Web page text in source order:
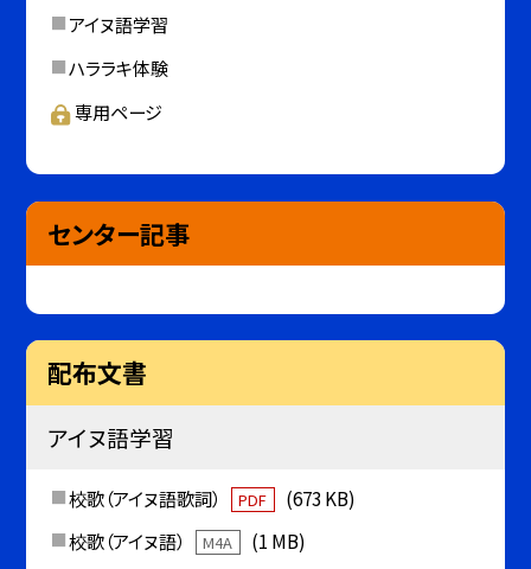
アイヌ語学習
ハララキ体験
専用ページ
センター記事
配布文書
アイヌ語学習
校歌（アイヌ語歌詞） PDF
(673 KB)
校歌（アイヌ語）
M4A
(1 MB)